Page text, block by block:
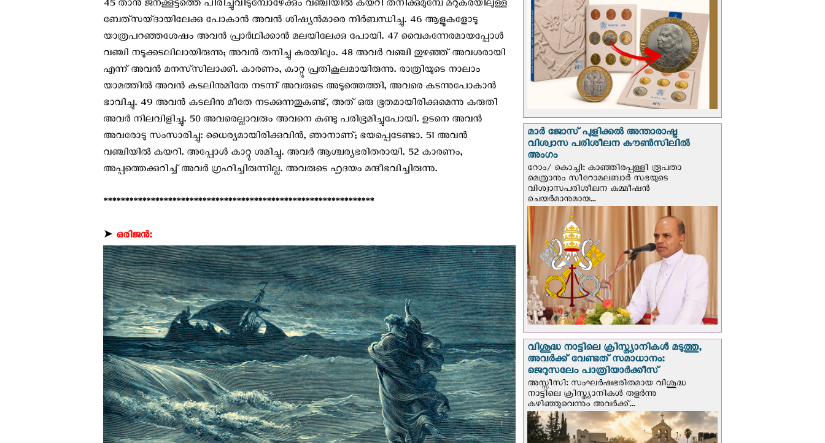
45 താന്‍ ജനക്കൂട്ടത്തെ പിരിച്ചുവിടുമ്പോഴേക്കും വഞ്ചിയില്‍ കയറി തനിക്കുമുമ്പേ മറുകരയിലുള്ള
ബേത്‌സയ്ദായിലേക്കു പോകാന്‍ അവന്‍ ശിഷ്യന്‍മാരെ നിര്‍ബന്ധിച്ചു. 46 ആളുകളോടു
യാത്രപറഞ്ഞശേഷം അവന്‍ പ്രാര്‍ഥിക്കാന്‍ മലയിലേക്കു പോയി. 47 വൈകുന്നേരമായപ്പോള്‍
വഞ്ചി നടുക്കടലിലായിരുന്നു; അവന്‍ തനിച്ചു കരയിലും. 48 അവര്‍ വഞ്ചി തുഴഞ്ഞ് അവശരായി
എന്ന് അവന്‍ മനസ്‌സിലാക്കി. കാരണം, കാറ്റു പ്രതികൂലമായിരുന്നു. രാത്രിയുടെ നാലാം
യാമത്തില്‍ അവന്‍ കടലിനുമീതേ നടന്ന് അവരുടെ അടുത്തെത്തി, അവരെ കടന്നുപോകാന്‍
ഭാവിച്ചു. 49 അവന്‍ കടലിനു മീതേ നടക്കുന്നതുകണ്ട്, അത് ഒരു ഭൂതമായിരിക്കുമെന്നു കരുതി
അവര്‍ നിലവിളിച്ചു. 50 അവരെല്ലാവരും അവനെ കണ്ടു പരിഭ്രമിച്ചുപോയി. ഉടനെ അവന്‍
അവരോടു സംസാരിച്ചു: ധൈര്യമായിരിക്കുവിന്‍, ഞാനാണ്; ഭയപ്പെടേണ്ടാ. 51 അവന്‍
വഞ്ചിയില്‍ കയറി. അപ്പോള്‍ കാറ്റു ശമിച്ചു. അവര്‍ ആശ്ചര്യഭരിതരായി. 52 കാരണം,
അപ്പത്തെക്കുറിച്ച് അവര്‍ ഗ്രഹിച്ചിരുന്നില്ല. അവരുടെ ഹൃദയം മന്ദീഭവിച്ചിരുന്നു.
***************************************************************
➤ ഒരിജന്‍:
മാർ ജോസ് പുളിക്കൽ അന്താരാഷ്ട്ര
വിശ്വാസ പരിശീലന കൗൺസിലിൽ
അംഗം
റോം/ കൊച്ചി: കാഞ്ഞിരപ്പള്ളി രൂപതാ
മെത്രാനും സീറോമലബാർ സഭയുടെ
വിശ്വാസപരിശീലന കമ്മീഷൻ
ചെയർമാനുമായ...
വിശുദ്ധ നാട്ടിലെ ക്രിസ്ത്യാനികൾ മടുത്തു,
അവർക്ക് വേണ്ടത് സമാധാനം:
ജെറുസലേം പാത്രിയാര്‍ക്കീസ്
അസ്സീസി: സംഘര്‍ഷഭരിതമായ വിശുദ്ധ
നാട്ടിലെ ക്രിസ്ത്യാനികൾ തളര്‍ന്നു
കഴിഞ്ഞുവെന്നും അവർക്ക്...